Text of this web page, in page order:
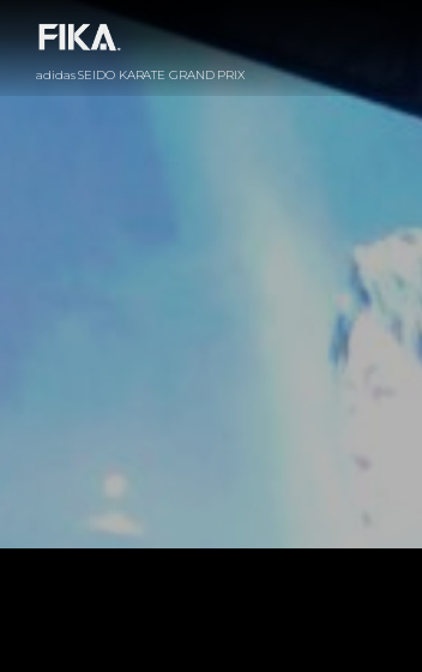
adidas SEIDO KARATE GRAND PRIX